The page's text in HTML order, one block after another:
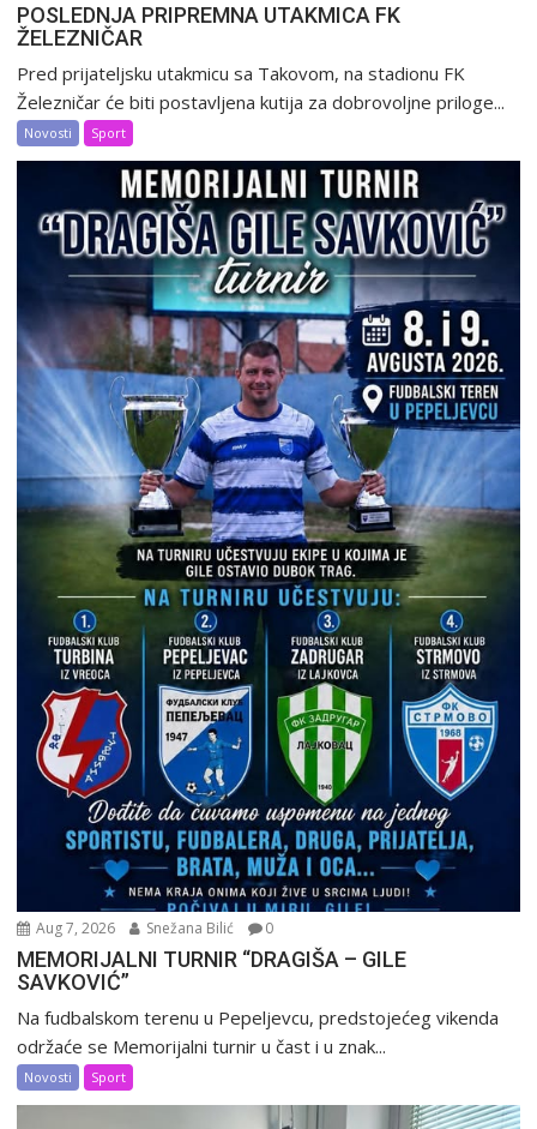
POSLEDNJA PRIPREMNA UTAKMICA FK
ŽELEZNIČAR
Pred prijateljsku utakmicu sa Takovom, na stadionu FK
Železničar će biti postavljena kutija za dobrovoljne priloge...
Novosti Sport
Aug 7, 2026 Snežana Bilić 0
MEMORIJALNI TURNIR “DRAGIŠA – GILE
SAVKOVIĆ”
Na fudbalskom terenu u Pepeljevcu, predstojećeg vikenda
održaće se Memorijalni turnir u čast i u znak...
Novosti Sport